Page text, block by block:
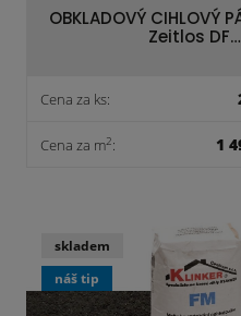
OBKLADOVÝ CIHLOVÝ
Zeitlos DF…
Cena za ks:
Cena za m2: 1
skladem
náš tip